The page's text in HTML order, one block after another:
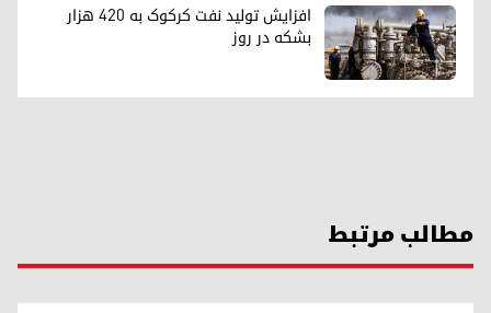
افزایش تولید نفت کرکوک به ۴۲۰ هزار
بشکه در روز
مطالب مرتبط